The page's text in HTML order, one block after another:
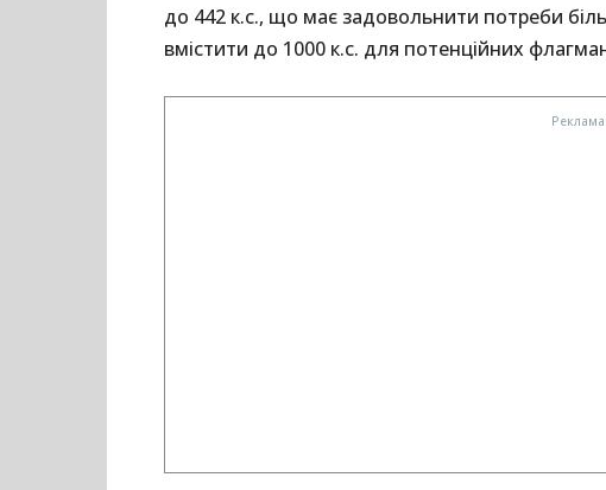
до 442 к.с., що має задовольнити потреби
вмістити до 1000 к.с. для потенційних